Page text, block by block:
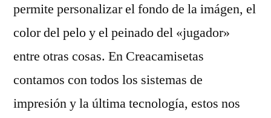
permite personalizar el fondo de la imágen, el
color del pelo y el peinado del «jugador»
entre otras cosas. En Creacamisetas
contamos con todos los sistemas de
impresión y la última tecnología, estos nos